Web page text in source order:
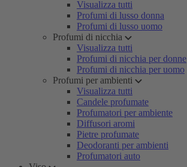
Visualizza tutti
Profumi di lusso donna
Profumi di lusso uomo
Profumi di nicchia
Visualizza tutti
Profumi di nicchia per donne
Profumi di nicchia per uomo
Profumi per ambienti
Visualizza tutti
Candele profumate
Profumatori per ambiente
Diffusori aromi
Pietre profumate
Deodoranti per ambienti
Profumatori auto